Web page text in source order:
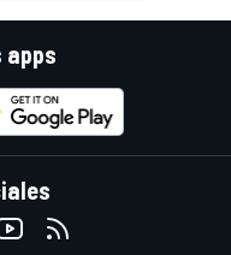
apps